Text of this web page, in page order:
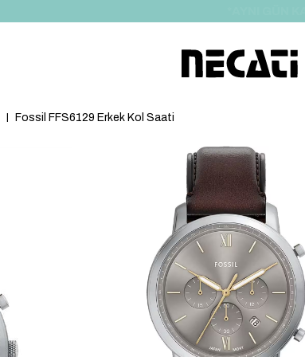
Fossil FFS6129 Erkek Kol Saati